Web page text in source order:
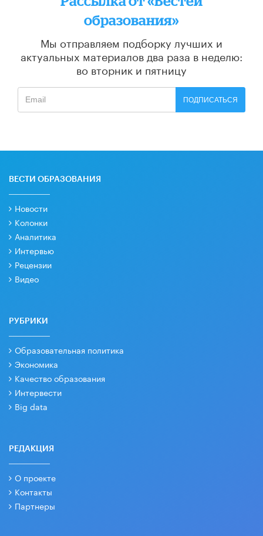
образования»
Мы отправляем подборку лучших и
актуальных материалов два раза в неделю:
во вторник и пятницу
ПОДПИСАТЬСЯ
ВЕСТИ ОБРАЗОВАНИЯ
Новости
Колонки
Аналитика
Интервью
Рецензии
Видео
РУБРИКИ
Образовательная политика
Экономика
Качество образования
Интервести
Big data
РЕДАКЦИЯ
О проекте
Контакты
Партнеры